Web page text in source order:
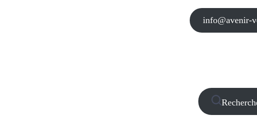
info@avenir-